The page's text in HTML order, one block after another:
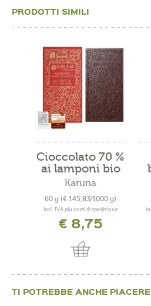
PRODOTTI SIMILI
Cioccolato 70 %
ai lamponi bio
Karuna
60 g (€ 145,83/1000 g)
incl. IVA più costi di spedizione
€ 8,75
TI POTREBBE ANCHE PIACERE